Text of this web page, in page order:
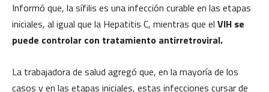
Informó que, la sífilis es una infección curable en las etapas
iniciales, al igual que la Hepatitis C, mientras que el VIH se
puede controlar con tratamiento antirretroviral.
La trabajadora de salud agregó que, en la mayoría de los
casos y en las etapas iniciales, estas infecciones cursar de